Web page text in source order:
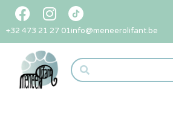
+32 473 21 27 01info@meneerolifant.be